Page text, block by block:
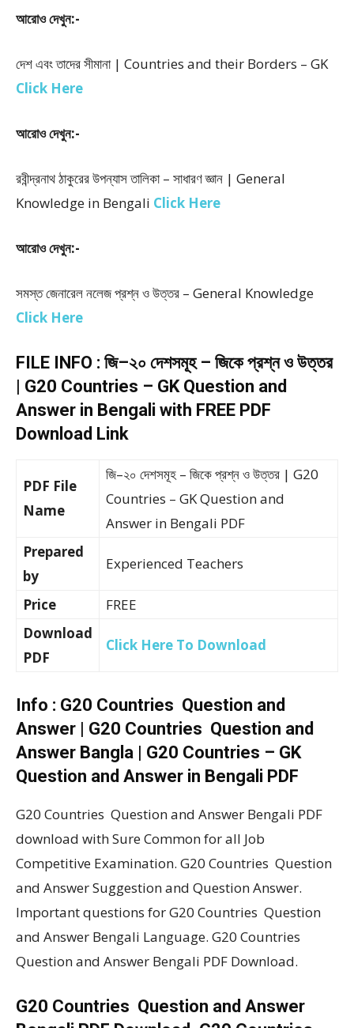
আরোও দেখুন:-
দেশ এবং তাদের সীমানা | Countries and their Borders – GK
Click Here
আরোও দেখুন:-
রবীন্দ্রনাথ ঠাকুরের উপন্যাস তালিকা – সাধারণ জ্ঞান | General
Knowledge in Bengali Click Here
আরোও দেখুন:-
সমস্ত জেনারেল নলেজ প্রশ্ন ও উত্তর – General Knowledge
Click Here
FILE INFO : জি–২০ দেশসমূহ – জিকে প্রশ্ন ও উত্তর
| G20 Countries – GK Question and
Answer in Bengali with FREE PDF
Download Link
PDF File
Name
জি–২০ দেশসমূহ – জিকে প্রশ্ন ও উত্তর | G20
Countries – GK Question and
Answer in Bengali PDF
Prepared
by
Experienced Teachers
Price
FREE
Download
PDF
Click Here To Download
Info : G20 Countries Question and
Answer | G20 Countries Question and
Answer Bangla | G20 Countries – GK
Question and Answer in Bengali PDF
G20 Countries Question and Answer Bengali PDF
download with Sure Common for all Job
Competitive Examination. G20 Countries Question
and Answer Suggestion and Question Answer.
Important questions for G20 Countries Question
and Answer Bengali Language. G20 Countries
Question and Answer Bengali PDF Download.
G20 Countries Question and Answer